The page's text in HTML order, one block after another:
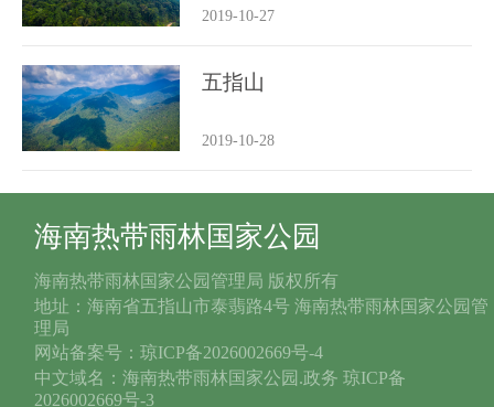
2019-10-27
五指山
2019-10-28
海南热带雨林国家公园
海南热带雨林国家公园管理局 版权所有
地址：海南省五指山市泰翡路4号 海南热带雨林国家公园管
理局
网站备案号：琼ICP备2026002669号-4
中文域名：海南热带雨林国家公园.政务 琼ICP备
2026002669号-3